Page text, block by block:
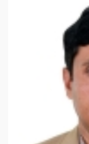
Kazi
Rahma্‌n ,
of